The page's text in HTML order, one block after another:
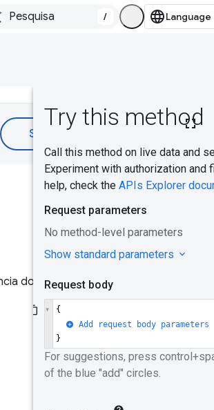
/
Isso foi útil?
do usuário real na